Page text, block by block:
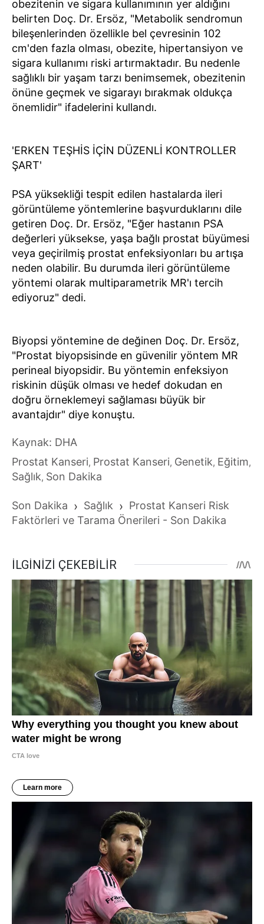
obezitenin ve sigara kullanımının yer aldığını
belirten Doç. Dr. Ersöz, "Metabolik sendromun
bileşenlerinden özellikle bel çevresinin 102
cm'den fazla olması, obezite, hipertansiyon ve
sigara kullanımı riski artırmaktadır. Bu nedenle
sağlıklı bir yaşam tarzı benimsemek, obezitenin
önüne geçmek ve sigarayı bırakmak oldukça
önemlidir" ifadelerini kullandı.
'ERKEN TEŞHİS İÇİN DÜZENLİ KONTROLLER
ŞART'
PSA yüksekliği tespit edilen hastalarda ileri
görüntüleme yöntemlerine başvurduklarını dile
getiren Doç. Dr. Ersöz, "Eğer hastanın PSA
değerleri yüksekse, yaşa bağlı prostat büyümesi
veya geçirilmiş prostat enfeksiyonları bu artışa
neden olabilir. Bu durumda ileri görüntüleme
yöntemi olarak multiparametrik MR'ı tercih
ediyoruz" dedi.
Biyopsi yöntemine de değinen Doç. Dr. Ersöz,
"Prostat biyopsisinde en güvenilir yöntem MR
perineal biyopsidir. Bu yöntemin enfeksiyon
riskinin düşük olması ve hedef dokudan en
doğru örneklemeyi sağlaması büyük bir
avantajdır" diye konuştu.
Kaynak: DHA
Prostat Kanseri, Prostat Kanseri, Genetik, Eğitim,
Sağlık, Son Dakika
Son Dakika › Sağlık › Prostat Kanseri Risk
Faktörleri ve Tarama Önerileri - Son Dakika